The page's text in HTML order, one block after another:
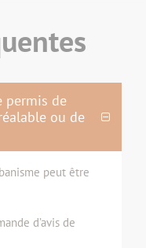
permis de
ou de
peut être
d’avis de